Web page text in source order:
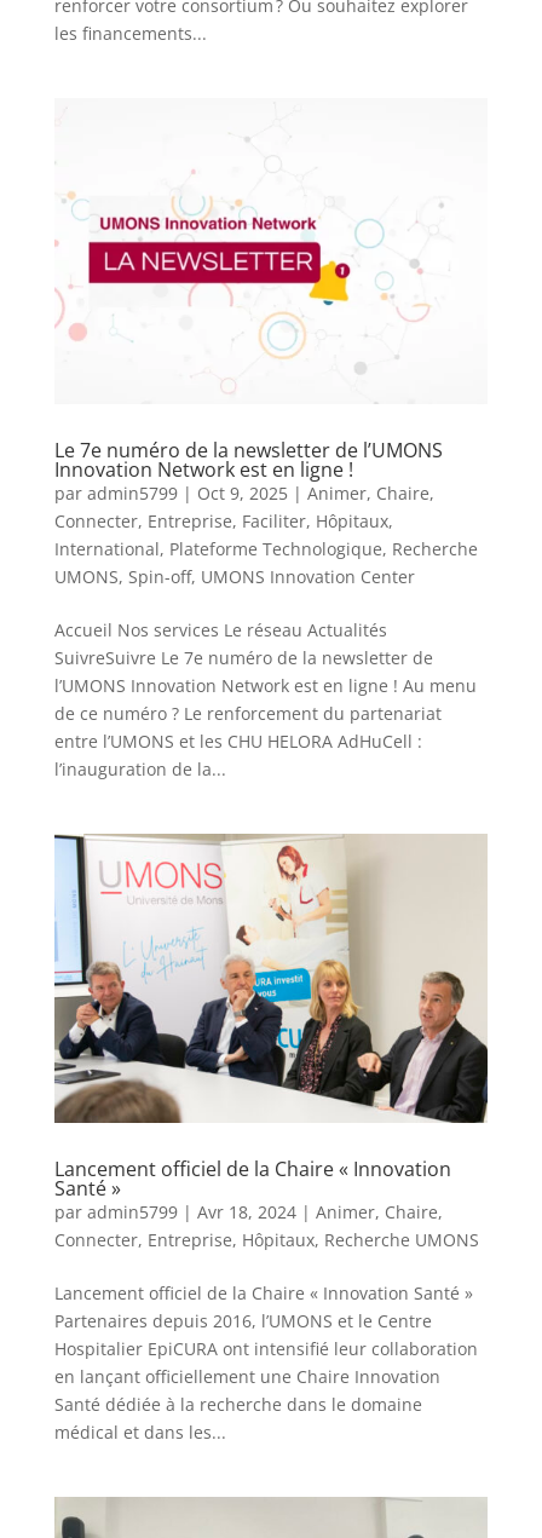
renforcer votre consortium ? Ou souhaitez explorer
les financements...
Le 7e numéro de la newsletter de l’UMONS
Innovation Network est en ligne !
par admin5799| Oct 9, 2025| Animer, Chaire,
Connecter, Entreprise, Faciliter, Hôpitaux,
International, Plateforme Technologique, Recherche
UMONS, Spin-off, UMONS Innovation Center
Accueil Nos services Le réseau Actualités
SuivreSuivre Le 7e numéro de la newsletter de
l’UMONS Innovation Network est en ligne ! Au menu
de ce numéro ? Le renforcement du partenariat
entre l’UMONS et les CHU HELORA AdHuCell :
l’inauguration de la...
Lancement officiel de la Chaire « Innovation
Santé »
par admin5799| Avr 18, 2024| Animer, Chaire,
Connecter, Entreprise, Hôpitaux, Recherche UMONS
Lancement officiel de la Chaire « Innovation Santé »
Partenaires depuis 2016, l’UMONS et le Centre
Hospitalier EpiCURA ont intensifié leur collaboration
en lançant officiellement une Chaire Innovation
Santé dédiée à la recherche dans le domaine
médical et dans les...